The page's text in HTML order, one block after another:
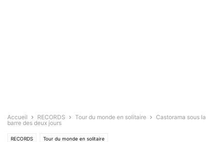
Accueil RECORDS Tour du monde en solitaire
Castorama sous la
barre des deux jours
RECORDS Tour du monde en solitaire